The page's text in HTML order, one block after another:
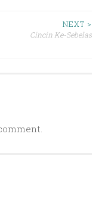
NEXT >
Cincin Ke-Sebelas